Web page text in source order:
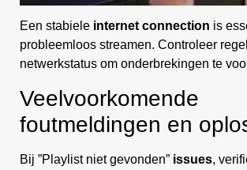
Een stabiele internet connection is
probleemloos streamen. Controleer
netwerkstatus om onderbrekingen te
Veelvoorkomende
foutmeldingen en
Bij ”Playlist niet gevonden” issues,